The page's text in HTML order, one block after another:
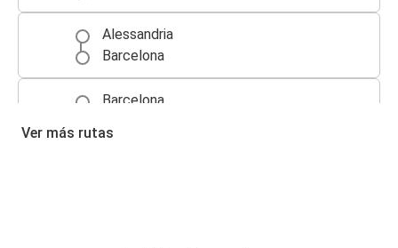
Alessandria
Barcelona
Barcelona
Ver más rutas